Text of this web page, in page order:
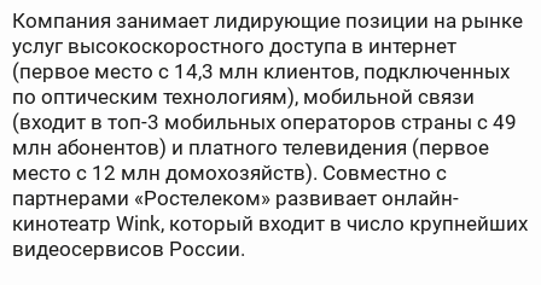
Компания занимает лидирующие позиции на рынке
услуг высокоскоростного доступа в интернет
(первое место с 14,3 млн клиентов, подключенных
по оптическим технологиям), мобильной связи
(входит в топ-3 мобильных операторов страны с 49
млн абонентов) и платного телевидения (первое
место с 12 млн домохозяйств). Совместно с
партнерами «Ростелеком» развивает онлайн-
кинотеатр Wink, который входит в число крупнейших
видеосервисов России.